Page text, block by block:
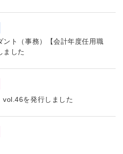
ント（事務）【会計年度任用職
した
vol.46を発行しました